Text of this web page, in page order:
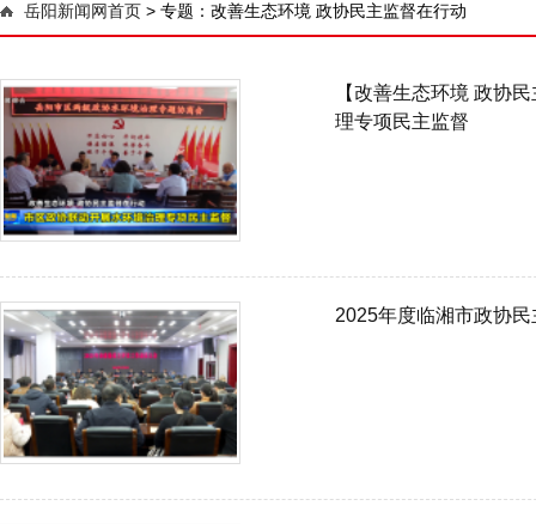
岳阳新闻网首页 > 专题：改善生态环境 政协民主监督在行动
【改善生态环境 政协
理专项民主监督
2025年度临湘市政协